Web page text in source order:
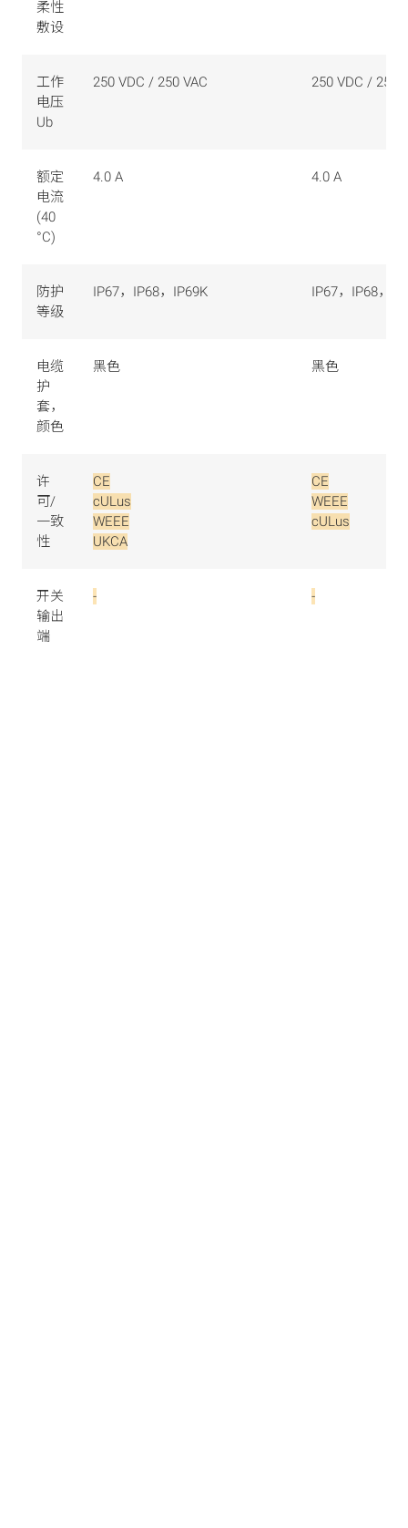
柔性
敷设
工作
电压
Ub
250 VDC / 250 VAC 250 VDC / 250
额定
电流
(40
°C)
4.0 A 4.0 A
防护
等级
IP67，IP68，IP69K IP67，IP68，
电缆
护
套，
颜色
黑色 黑色
许
可/
一致
性
CE
cULus
WEEE
UKCA
CE
WEEE
cULus
开关
输出
端
- -